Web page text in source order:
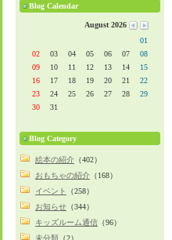
Blog Calendar
August 2026
01
02
03 04 05 06 07
08
09
10 11 12 13 14
15
16
17 18 19 20 21
22
23
24 25 26 27 28
29
30
31
Blog Category
絵本の紹介 （402）
おもちゃの紹介 （168）
イベント
（258）
お知らせ （344）
キッズルーム通信 （96）
未分類 （2）